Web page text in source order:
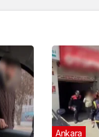
Ankara